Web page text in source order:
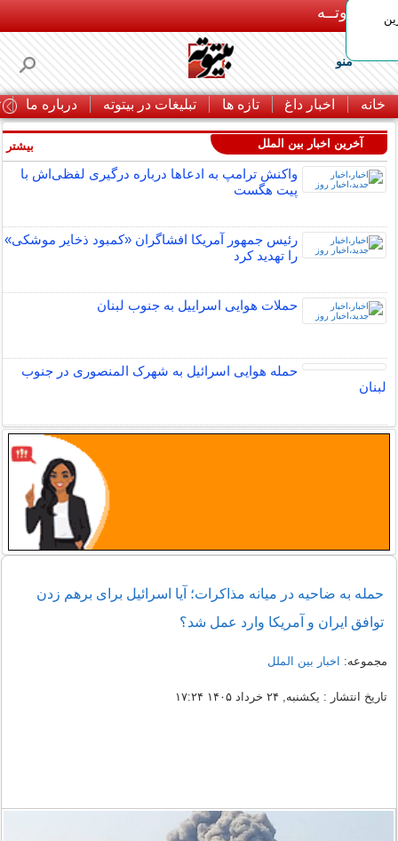
بـیتوتــه
منو
خانه اخبار داغ تازه ها تبلیغات در بیتوته درباره ما
آخرین اخبار بین الملل
واکنش ترامپ به ادعاها درباره درگیری لفظی‌اش با
پیت هگست
رئیس جمهور آمریکا افشاگران «کمبود ذخایر موشکی»
را تهدید کرد
حملات هوایی اسراییل به جنوب لبنان
حمله هوایی اسرائیل به شهرک المنصوری در جنوب
لبنان
بیشتر
حمله به ضاحیه در میانه مذاکرات؛ آیا اسرائیل برای برهم زدن
توافق ایران و آمریکا وارد عمل شد؟
مجموعه: اخبار بین الملل
تاریخ انتشار : یکشنبه, ۲۴ خرداد ۱۴۰۵ ۱۷:۲۴